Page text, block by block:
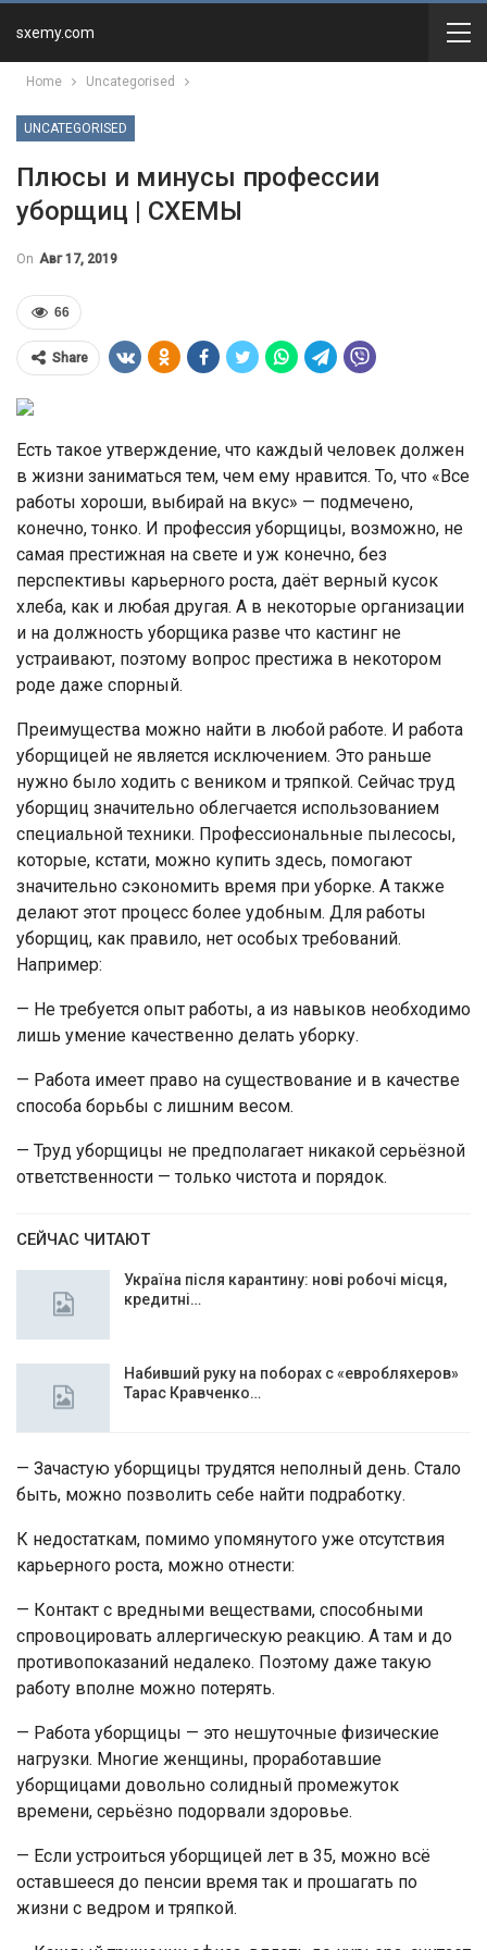
sxemy.com
Home Uncategorised
UNCATEGORISED
Плюсы и минусы профессии
уборщиц | СХЕМЫ
On Авг 17, 2019
66
Share
Есть такое утверждение, что каждый человек должен
в жизни заниматься тем, чем ему нравится. То, что «Все
работы хороши, выбирай на вкус» — подмечено,
конечно, тонко. И профессия уборщицы, возможно, не
самая престижная на свете и уж конечно, без
перспективы карьерного роста, даёт верный кусок
хлеба, как и любая другая. А в некоторые организации
и на должность уборщика разве что кастинг не
устраивают, поэтому вопрос престижа в некотором
роде даже спорный.
Преимущества можно найти в любой работе. И работа
уборщицей не является исключением. Это раньше
нужно было ходить с веником и тряпкой. Сейчас труд
уборщиц значительно облегчается использованием
специальной техники. Профессиональные пылесосы,
которые, кстати, можно купить здесь, помогают
значительно сэкономить время при уборке. А также
делают этот процесс более удобным. Для работы
уборщиц, как правило, нет особых требований.
Например:
— Не требуется опыт работы, а из навыков необходимо
лишь умение качественно делать уборку.
— Работа имеет право на существование и в качестве
способа борьбы с лишним весом.
— Труд уборщицы не предполагает никакой серьёзной
ответственности — только чистота и порядок.
СЕЙЧАС ЧИТАЮТ
Україна після карантину: нові робочі місця,
кредитні…
Набивший руку на поборах с «евробляхеров»
Тарас Кравченко…
— Зачастую уборщицы трудятся неполный день. Стало
быть, можно позволить себе найти подработку.
К недостаткам, помимо упомянутого уже отсутствия
карьерного роста, можно отнести:
— Контакт с вредными веществами, способными
спровоцировать аллергическую реакцию. А там и до
противопоказаний недалеко. Поэтому даже такую
работу вполне можно потерять.
— Работа уборщицы — это нешуточные физические
нагрузки. Многие женщины, проработавшие
уборщицами довольно солидный промежуток
времени, серьёзно подорвали здоровье.
— Если устроиться уборщицей лет в 35, можно всё
оставшееся до пенсии время так и прошагать по
жизни с ведром и тряпкой.